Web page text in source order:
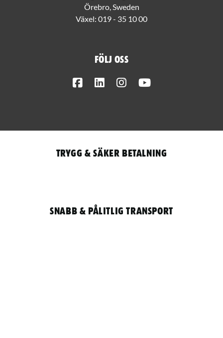
Örebro, Sweden
Växel: 019 - 35 10 00
Följ oss
FacebookLinkedInInstagram
Trygg & säker betalning
Snabb & pålitlig transport